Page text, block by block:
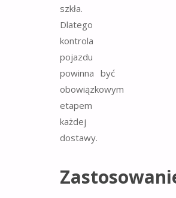
szkła.
Dlatego
kontrola
pojazdu
powinna być
obowiązkowym
etapem
każdej
dostawy.